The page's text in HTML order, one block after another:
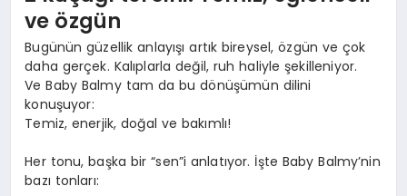
ve özgün
Bugünün güzellik anlayışı artık bireysel, özgün ve çok
daha gerçek. Kalıplarla değil, ruh haliyle şekilleniyor.
Ve Baby Balmy tam da bu dönüşümün dilini
konuşuyor:
Temiz, enerjik, doğal ve bakımlı!
Her tonu, başka bir “sen”i anlatıyor. İşte Baby Balmy’nin
bazı tonları: